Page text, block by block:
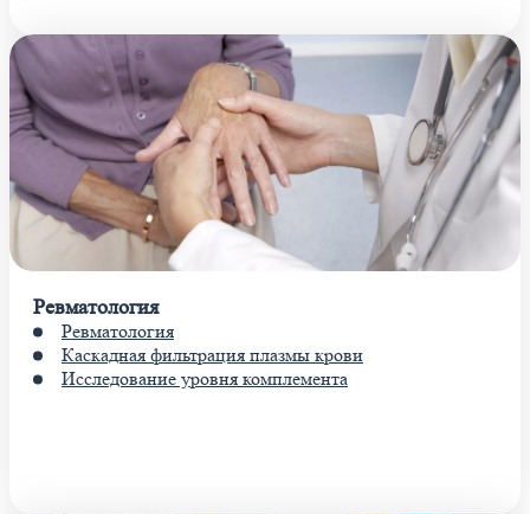
Ревматология
Ревматология
Каскадная фильтрация плазмы крови
Исследование уровня комплемента